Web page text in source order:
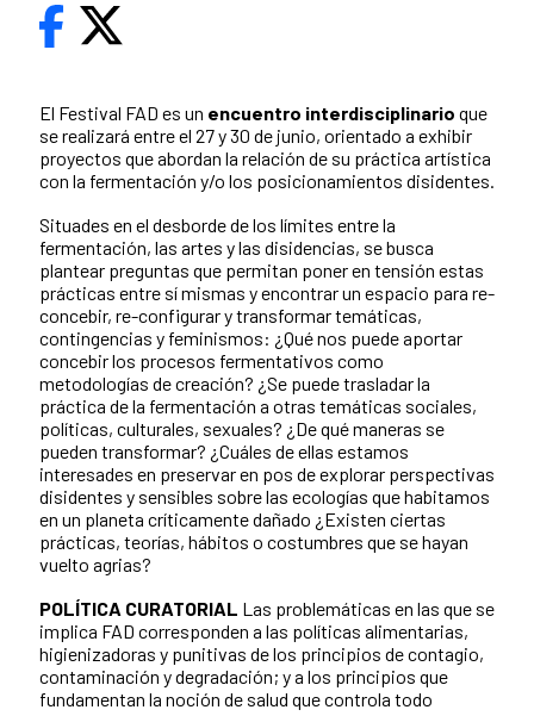
El Festival FAD es un encuentro interdisciplinario que
se realizará entre el 27 y 30 de junio, orientado a exhibir
proyectos que abordan la relación de su práctica artística
con la fermentación y/o los posicionamientos disidentes.
Situades en el desborde de los límites entre la
fermentación, las artes y las disidencias, se busca
plantear preguntas que permitan poner en tensión estas
prácticas entre sí mismas y encontrar un espacio para re-
concebir, re-configurar y transformar temáticas,
contingencias y feminismos: ¿Qué nos puede aportar
concebir los procesos fermentativos como
metodologías de creación? ¿Se puede trasladar la
práctica de la fermentación a otras temáticas sociales,
políticas, culturales, sexuales? ¿De qué maneras se
pueden transformar? ¿Cuáles de ellas estamos
interesades en preservar en pos de explorar perspectivas
disidentes y sensibles sobre las ecologías que habitamos
en un planeta críticamente dañado ¿Existen ciertas
prácticas, teorías, hábitos o costumbres que se hayan
vuelto agrias?
POLÍTICA CURATORIAL Las problemáticas en las que se
implica FAD corresponden a las políticas alimentarias,
higienizadoras y punitivas de los principios de contagio,
contaminación y degradación; y a los principios que
fundamentan la noción de salud que controla todo